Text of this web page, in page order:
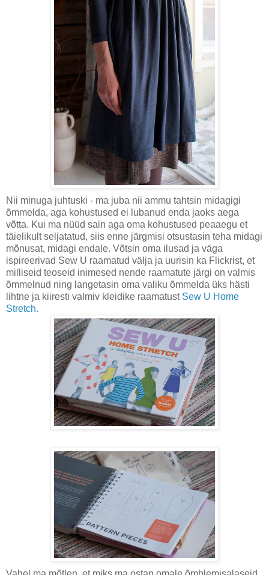
Nii minuga juhtuski - ma juba nii ammu tahtsin midagigi
õmmelda, aga kohustused ei lubanud enda jaoks aega
võtta. Kui ma nüüd sain aga oma kohustused peaaegu et
täielikult seljatatud, siis enne järgmisi otsustasin teha midagi
mõnusat, midagi endale. Võtsin oma ilusad ja väga
ispireerivad Sew U raamatud välja ja uurisin ka Flickrist, et
milliseid teoseid inimesed nende raamatute järgi on valmis
õmmelnud ning langetasin oma valiku õmmelda üks hästi
lihtne ja kiiresti valmiv kleidike raamatust Sew U Home
Stretch.